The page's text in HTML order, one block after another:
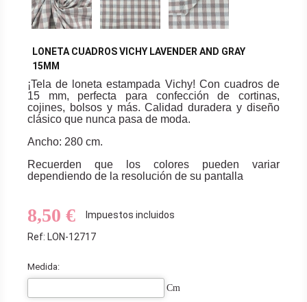
LONETA CUADROS VICHY LAVENDER AND GRAY
15MM
¡Tela de loneta estampada Vichy! Con cuadros de
15 mm, perfecta para confección de cortinas,
cojines, bolsos y más. Calidad duradera y diseño
clásico que nunca pasa de moda.
Ancho: 280 cm.
Recuerden que los colores pueden variar
dependiendo de la resolución de su pantalla
8,50 €
Impuestos incluidos
Ref: LON-12717
Medida:
Cm